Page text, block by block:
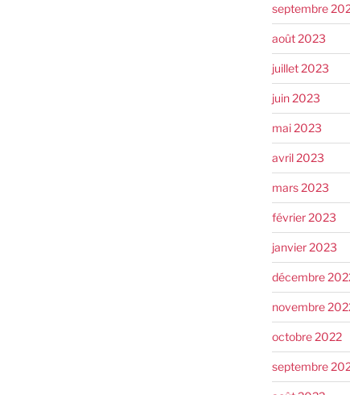
septembre
août 2023
juillet 2023
juin 2023
mai 2023
avril 2023
mars 2023
février 2023
janvier 2023
décembre
novembre
octobre 2022
septembre